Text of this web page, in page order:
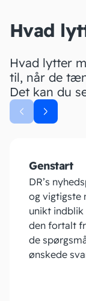
Hvad
Hvad lytter
til, når de
Det kan du
Genstart
DR’s
og vigtigste
unikt indblik
den fortalt
de
ønskede